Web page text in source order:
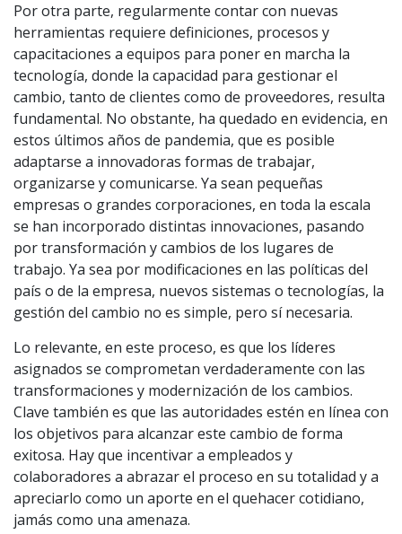
Por otra parte, regularmente contar con nuevas
herramientas requiere definiciones, procesos y
capacitaciones a equipos para poner en marcha la
tecnología, donde la capacidad para gestionar el
cambio, tanto de clientes como de proveedores, resulta
fundamental. No obstante, ha quedado en evidencia, en
estos últimos años de pandemia, que es posible
adaptarse a innovadoras formas de trabajar,
organizarse y comunicarse. Ya sean pequeñas
empresas o grandes corporaciones, en toda la escala
se han incorporado distintas innovaciones, pasando
por transformación y cambios de los lugares de
trabajo. Ya sea por modificaciones en las políticas del
país o de la empresa, nuevos sistemas o tecnologías, la
gestión del cambio no es simple, pero sí necesaria.
Lo relevante, en este proceso, es que los líderes
asignados se comprometan verdaderamente con las
transformaciones y modernización de los cambios.
Clave también es que las autoridades estén en línea con
los objetivos para alcanzar este cambio de forma
exitosa. Hay que incentivar a empleados y
colaboradores a abrazar el proceso en su totalidad y a
apreciarlo como un aporte en el quehacer cotidiano,
jamás como una amenaza.